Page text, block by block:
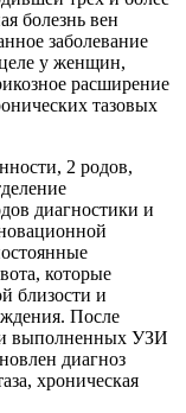
болезнь вен
заболевание
у женщин,
расширение
тазовых
2 родов,
диагностики и
которые
близости и
После
и выполненных УЗИ
диагноз
хроническая